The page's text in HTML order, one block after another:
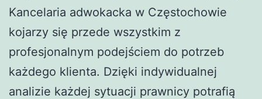
Kancelaria adwokacka w Częstochowie
kojarzy się przede wszystkim z
profesjonalnym podejściem do potrzeb
każdego klienta. Dzięki indywidualnej
analizie każdej sytuacji prawnicy potrafią